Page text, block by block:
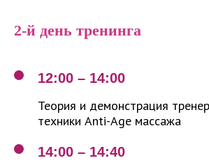
2-й день тренинга
12:00 – 14:00
Теория и демонстрация
техники Anti-Age массажа
14:00 – 14:40